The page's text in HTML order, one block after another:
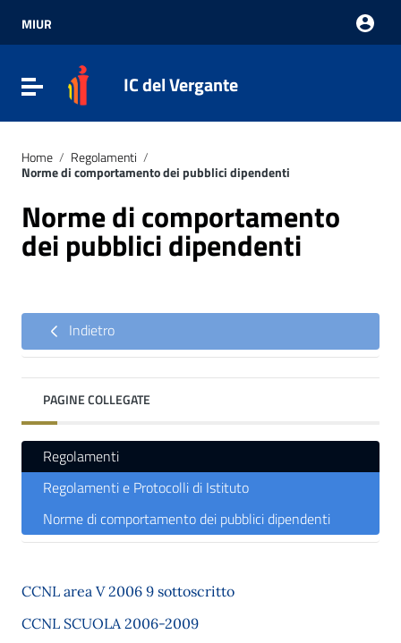
Vai al menu di navigazione
Vai al footer
MIUR
Attiva / disattiva la navigazione
IC del Vergante
Home / Regolamenti /
Norme di comportamento dei pubblici dipendenti
Norme di comportamento
dei pubblici dipendenti
Indietro
PAGINE COLLEGATE
Regolamenti
Regolamenti e Protocolli di Istituto
Norme di comportamento dei pubblici dipendenti
CCNL area V 2006 9 sottoscritto
CCNL SCUOLA 2006-2009